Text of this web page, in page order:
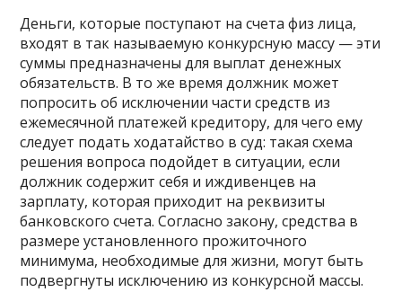
Деньги, которые поступают на счета физ лица,
входят в так называемую конкурсную массу — эти
суммы предназначены для выплат денежных
обязательств. В то же время должник может
попросить об исключении части средств из
ежемесячной платежей кредитору, для чего ему
следует подать ходатайство в суд: такая схема
решения вопроса подойдет в ситуации, если
должник содержит себя и иждивенцев на
зарплату, которая приходит на реквизиты
банковского счета. Согласно закону, средства в
размере установленного прожиточного
минимума, необходимые для жизни, могут быть
подвергнуты исключению из конкурсной массы.